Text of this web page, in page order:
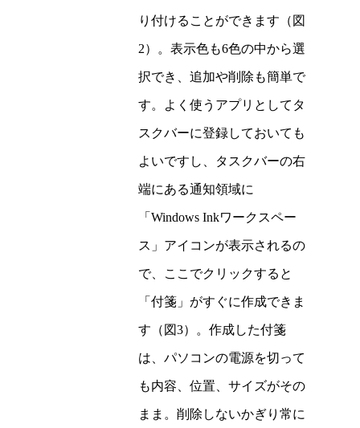
り付けることができます（図
2）。表示色も6色の中から選
択でき、追加や削除も簡単で
す。よく使うアプリとしてタ
スクバーに登録しておいても
よいですし、タスクバーの右
端にある通知領域に
「Windows Inkワークスペー
ス」アイコンが表示されるの
で、ここでクリックすると
「付箋」がすぐに作成できま
す（図3）。作成した付箋
は、パソコンの電源を切って
も内容、位置、サイズがその
まま。削除しないかぎり常に